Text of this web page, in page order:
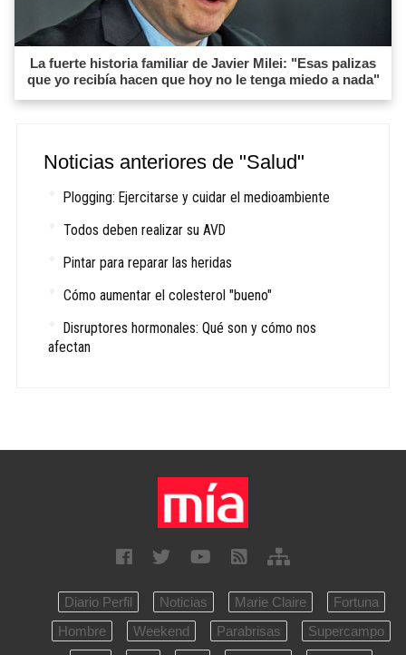
La fuerte historia familiar de Javier Milei: "Esas palizas
que yo recibía hacen que hoy no le tenga miedo a nada"
Noticias anteriores de "Salud"
Plogging: Ejercitarse y cuidar el medioambiente
Todos deben realizar su AVD
Pintar para reparar las heridas
Cómo aumentar el colesterol "bueno"
Disruptores hormonales: Qué son y cómo nos
afectan
Diario Perfil Noticias Marie Claire
Fortuna
Hombre
Weekend Parabrisas
Supercampo